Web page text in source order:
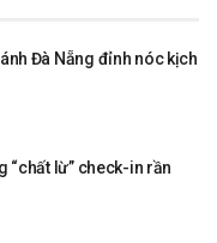
Đà Nẵng đỉnh nóc kịch
“chất lừ” check-in rần